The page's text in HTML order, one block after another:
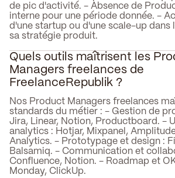
de pic d'activité. - Absence de
interne pour une période donnée. -
d'une startup ou d'une scale-up dans
sa stratégie produit.
Quels outils maîtrisent les
Managers freelances de
FreelanceRepublik ?
Nos Product Managers freelances
standards du métier : - Gestion de
Jira, Linear, Notion, Productboard. -
analytics : Hotjar, Mixpanel,
Analytics. - Prototypage et design :
Balsamiq. - Communication et
Confluence, Notion. - Roadmap et
Monday, ClickUp.